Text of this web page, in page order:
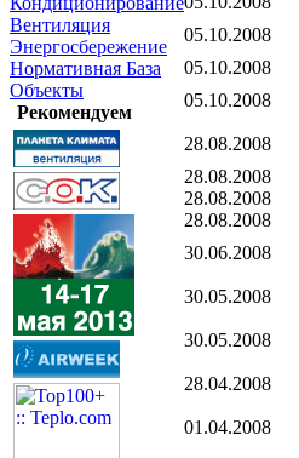
Вентиляция
Энергосбережение
Нормативная База
Объекты
Рекомендуем
05.10.2008
05.10.2008
05.10.2008
28.08.2008
28.08.2008
28.08.2008
28.08.2008
30.06.2008
30.05.2008
30.05.2008
28.04.2008
01.04.2008